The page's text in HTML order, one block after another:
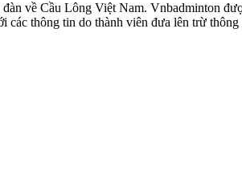
về Cầu Lông Việt Nam. Vnbadminton
các thông tin do thành viên đưa lên trừ